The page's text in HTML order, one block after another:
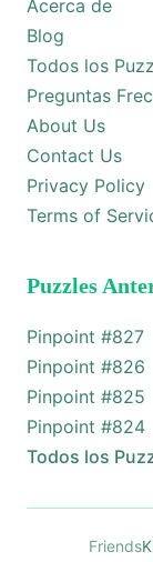
Acerca de
Blog
Todos los
Preguntas
About Us
Contact Us
Privacy Policy
Terms of
Puzzles
Pinpoint #827
Pinpoint #826
Pinpoint #825
Pinpoint #824
Todos los
Friends